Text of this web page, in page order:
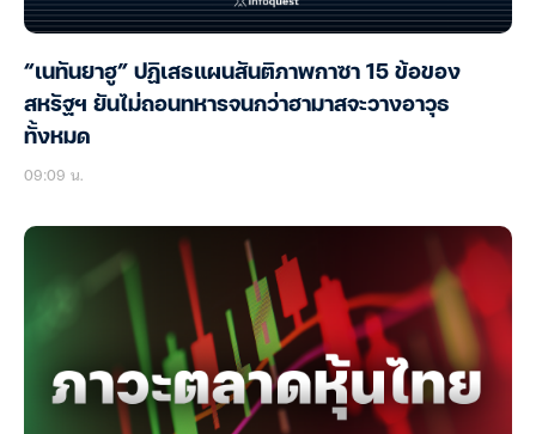
“เนทันยาฮู” ปฏิเสธแผนสันติภาพกาซา 15 ข้อของ
สหรัฐฯ ยันไม่ถอนทหารจนกว่าฮามาสจะวางอาวุธ
ทั้งหมด
09:09 น.